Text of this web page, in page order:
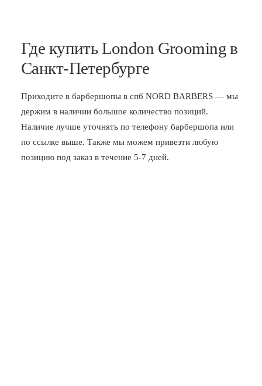
Где купить London Grooming в
Санкт-Петербурге
Приходите в барбершопы в спб NORD BARBERS — мы
держим в наличии большое количество позиций.
Наличие лучше уточнять по телефону барбершопа или
по ссылке выше. Также мы можем привезти любую
позицию под заказ в течение 5-7 дней.